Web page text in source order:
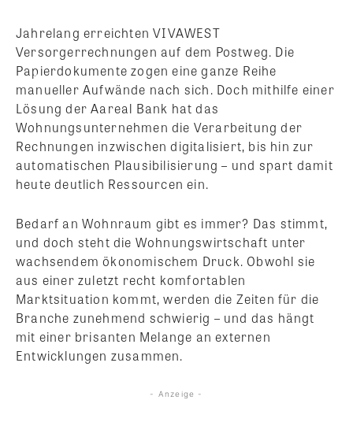
Jahrelang erreichten VIVAWEST
Versorgerrechnungen auf dem Postweg. Die
Papierdokumente zogen eine ganze Reihe
manueller Aufwände nach sich. Doch mithilfe einer
Lösung der Aareal Bank hat das
Wohnungsunternehmen die Verarbeitung der
Rechnungen inzwischen digitalisiert, bis hin zur
automatischen Plausibilisierung – und spart damit
heute deutlich Ressourcen ein.
Bedarf an Wohnraum gibt es immer? Das stimmt,
und doch steht die Wohnungswirtschaft unter
wachsendem ökonomischem Druck. Obwohl sie
aus einer zuletzt recht komfortablen
Marktsituation kommt, werden die Zeiten für die
Branche zunehmend schwierig – und das hängt
mit einer brisanten Melange an externen
Entwicklungen zusammen.
- Anzeige -